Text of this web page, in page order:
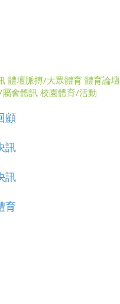
體壇脈搏/大眾體育 體育論壇
會體訊 校園體育/活動
顧
訊
訊
育